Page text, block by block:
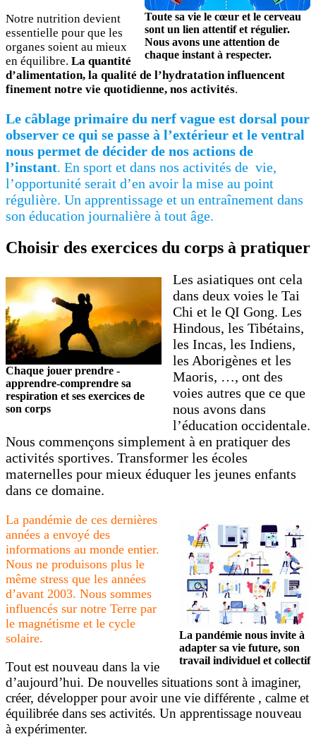
Toute sa vie le cœur et le cerveau
sont un lien attentif et régulier.
Nous avons une attention de
chaque instant à respecter.
Notre nutrition devient
essentielle pour que les
organes soient au mieux
en équilibre. La quantité
d’alimentation, la qualité de l’hydratation influencent
finement notre vie quotidienne, nos activités.
Le câblage primaire du nerf vague est dorsal pour
observer ce qui se passe à l’extérieur et le ventral
nous permet de décider de nos actions de
l’instant. En sport et dans nos activités de vie,
l’opportunité serait d’en avoir la mise au point
régulière. Un apprentissage et un entraînement dans
son éducation journalière à tout âge.
Choisir des exercices du corps à pratiquer
Chaque jouer prendre -
apprendre-comprendre sa
respiration et ses exercices de
son corps
Les asiatiques ont cela
dans deux voies le Tai
Chi et le QI Gong. Les
Hindous, les Tibétains,
les Incas, les Indiens,
les Aborigènes et les
Maoris, …, ont des
voies autres que ce que
nous avons dans
l’éducation occidentale.
Nous commençons simplement à en pratiquer des
activités sportives. Transformer les écoles
maternelles pour mieux éduquer les jeunes enfants
dans ce domaine.
La pandémie nous invite à
adapter sa vie future, son
travail individuel et collectif
La pandémie de ces dernières
années a envoyé des
informations au monde entier.
Nous ne produisons plus le
même stress que les années
d’avant 2003. Nous sommes
influencés sur notre Terre par
le magnétisme et le cycle
solaire.
Tout est nouveau dans la vie
d’aujourd’hui. De nouvelles situations sont à imaginer,
créer, développer pour avoir une vie différente , calme et
équilibrée dans ses activités. Un apprentissage nouveau
à expérimenter.